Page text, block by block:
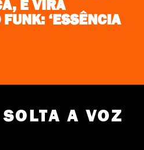
E VIRA
‘ESSÊNCIA
SOLTA A VOZ